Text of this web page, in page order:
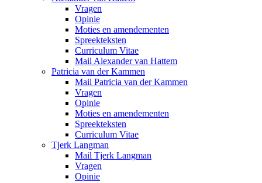
Vragen
Opinie
Moties en amendementen
Spreekteksten
Curriculum Vitae
Mail Alexander van Hattem
Patricia van der Kammen
Mail Patricia van der Kammen
Vragen
Opinie
Moties en amendementen
Spreekteksten
Curriculum Vitae
Tjerk Langman
Mail Tjerk Langman
Vragen
Opinie